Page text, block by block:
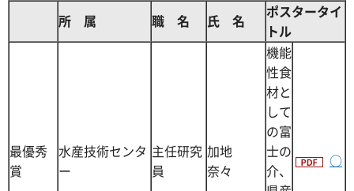
所 属 職 名 氏 名
ポスタータイ
トル
最優秀
賞
水産技術センタ
ー
主任研究
員
加地
奈々
機能
性食
材と
して
の富
士の
介、
○